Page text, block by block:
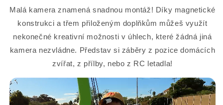
Malá kamera znamená snadnou montáž! Díky magnetické
konstrukci a třem přiloženým doplňkům můžeš využít
nekonečné kreativní možnosti v úhlech, které žádná jiná
kamera nezvládne. Představ si záběry z pozice domácích
zvířat, z přílby, nebo z RC letadla!